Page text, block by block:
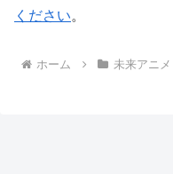
ください。
ホーム 未来アニメ